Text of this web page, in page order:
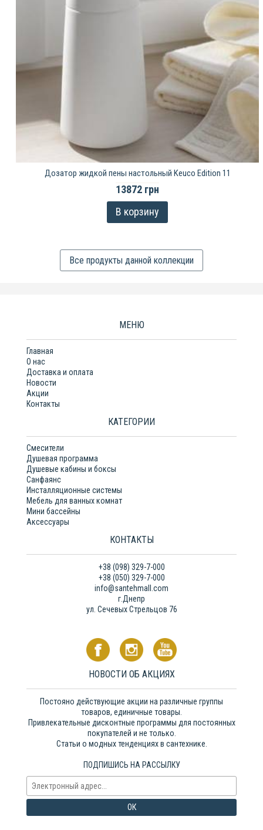
Дозатор жидкой пены настольный Keuco Edition 11
13872 грн
В корзину
Все продукты данной коллекции
МЕНЮ
Главная
О нас
Доставка и оплата
Новости
Акции
Контакты
КАТЕГОРИИ
Смесители
Душевая программа
Душевые кабины и боксы
Санфаянс
Инсталляционные системы
Мебель для ванных комнат
Мини бассейны
Аксессуары
КОНТАКТЫ
+38 (098) 329-7-000
+38 (050) 329-7-000
info@santehmall.com
г.Днепр
ул. Сечевых Стрельцов 76
НОВОСТИ ОБ АКЦИЯХ
Постояно действующие акции на различные группы
товаров, единичные товары.
Привлекательные дисконтные программы для постоянных
покупателей и не только.
Статьи о модных тенденциях в сантехнике.
ПОДПИШИСЬ НА РАССЫЛКУ
ОК